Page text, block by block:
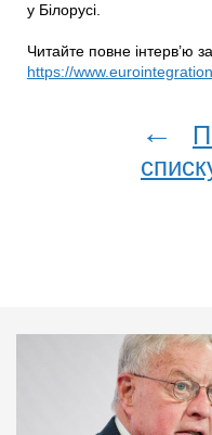
у Білорусі.
Читайте повне інтерв’ю
https://
←